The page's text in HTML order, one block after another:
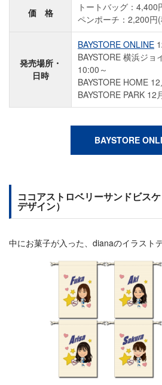
価 格
トートバッグ：4,400
ペンポーチ：2,200円
発売場所・
日時
BAYSTORE ONLINE
BAYSTORE 横浜ジョ
10:00～
BAYSTORE HOME
BAYSTORE PARK 12
BAYSTORE
ココアストロベリーサンドビス
デザイン）
中にお菓子が入った、dianaのイラスト